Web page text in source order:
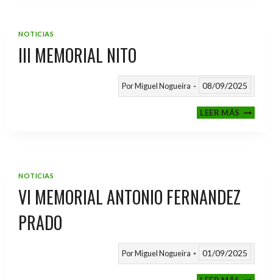
NOTICIAS
III MEMORIAL NITO
PorMiguel Nogueira 08/09/2025
LEER MÁSIII
NOTICIAS
VI MEMORIAL ANTONIO FERNANDEZ
PRADO
PorMiguel Nogueira 01/09/2025
VI